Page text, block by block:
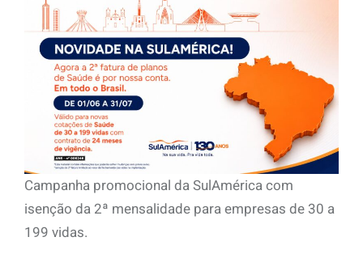
Campanha promocional da SulAmérica com
isenção da 2ª mensalidade para empresas de 30 a
199 vidas.